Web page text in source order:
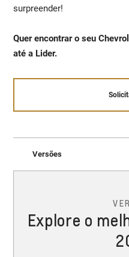
surpreender!
Quer encontrar o seu
até a Lider.
Versões
Explore o